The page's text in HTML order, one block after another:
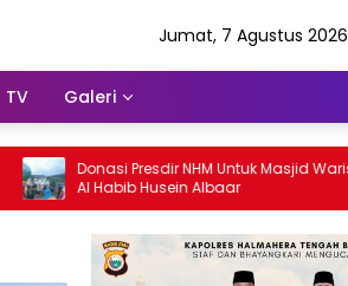
Jumat, 7 Agustus 2026
Galeri
Donasi Presdir NHM Untuk Masjid Warisan
Al Habib Husein Albaar